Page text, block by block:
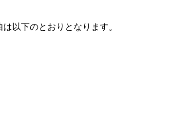
以下のとおりとなります。